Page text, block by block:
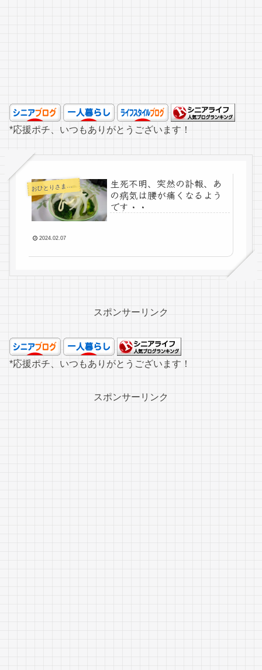
*応援ポチ、いつもありがとうございます！
お
ひとりさまの老後
生死不明、突然の訃報、あ
の病気は腰が痛くなるよう
です・・
2024.02.07
スポンサーリンク
*応援ポチ、いつもありがとうございます！
スポンサーリンク